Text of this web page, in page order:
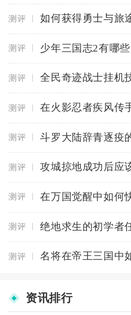
测评
测评 少年三国志2有哪
测评
测评 在火影忍者疾风传
测评 斗罗大陆辞青逐疫
测评 攻城掠地成功后应
测评
测评 绝地求生的初学者
测评
资讯排行